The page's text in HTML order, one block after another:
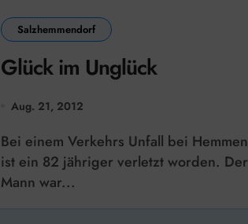
Salzhemmendorf
Glück im Unglück
Aug. 21, 2012
Bei einem Verkehrs Unfall bei Hemmendorf
ist ein 82 jähriger verletzt worden. Der
Mann war...